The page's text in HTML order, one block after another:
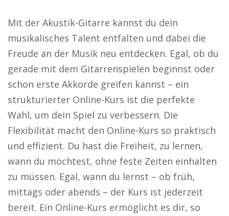
Mit der Akustik-Gitarre kannst du dein
musikalisches Talent entfalten und dabei die
Freude an der Musik neu entdecken. Egal, ob du
gerade mit dem Gitarrenspielen beginnst oder
schon erste Akkorde greifen kannst – ein
strukturierter Online-Kurs ist die perfekte
Wahl, um dein Spiel zu verbessern. Die
Flexibilität macht den Online-Kurs so praktisch
und effizient. Du hast die Freiheit, zu lernen,
wann du möchtest, ohne feste Zeiten einhalten
zu müssen. Egal, wann du lernst – ob früh,
mittags oder abends – der Kurs ist jederzeit
bereit. Ein Online-Kurs ermöglicht es dir, so